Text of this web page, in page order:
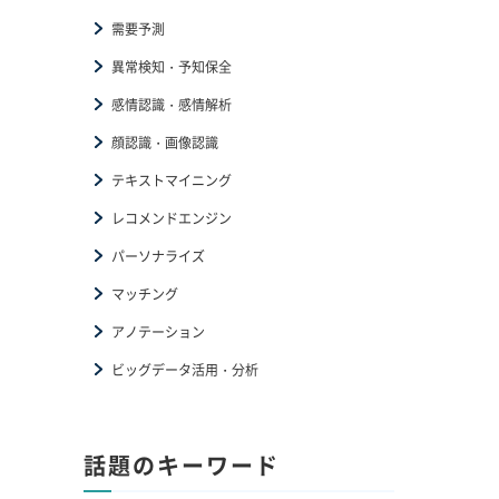
需要予測
異常検知・予知保全
感情認識・感情解析
顔認識・画像認識
テキストマイニング
レコメンドエンジン
パーソナライズ
マッチング
アノテーション
ビッグデータ活用・分析
話題のキーワード